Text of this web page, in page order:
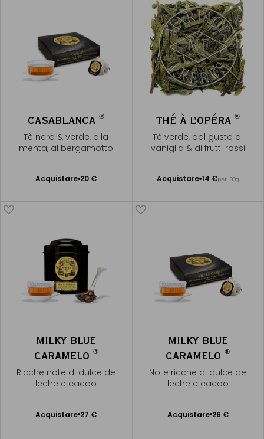
CASABLANCA®
Tè nero & verde, alla
menta, al bergamotto
Acquistare 20 €
Aggiungere
THÉ À L’OPÉRA ®
Tè verde, dal gusto di
vaniglia & di frutti rossi
Acquistare 14 €per 100g
Aggiungere
MILKY BLUE
CARAMELO ®
Ricche note di dulce de
leche e cacao
Acquistare 27 €
Aggiungere
MILKY BLUE
CARAMELO®
Note ricche di dulce de
leche e cacao
Acquistare 26 €
Aggiungere